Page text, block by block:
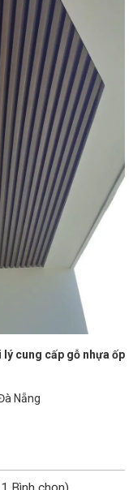
lý cung cấp gỗ nhựa ốp
Nẵng